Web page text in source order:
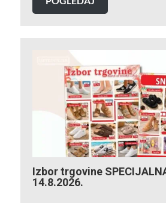
Izbor trgovine
14.8.2026.